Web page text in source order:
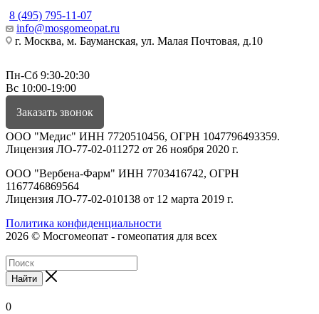
8 (495) 795-11-07
info@mosgomeopat.ru
г. Москва, м. Бауманская, ул. Малая Почтовая, д.10
Пн-Сб 9:30-20:30
Вс 10:00-19:00
Заказать звонок
ООО "Медис" ИНН 7720510456, ОГРН 1047796493359.
Лицензия ЛО-77-02-011272 от 26 ноября 2020 г.
ООО "Вербена-Фарм" ИНН 7703416742, ОГРН
1167746869564
Лицензия ЛО-77-02-010138 от 12 марта 2019 г.
Политика конфиденциальности
2026 © Мосгомеопат - гомеопатия для всех
Найти
0